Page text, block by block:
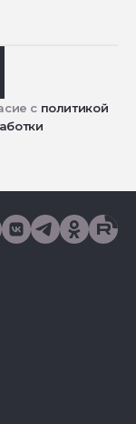
с политикой